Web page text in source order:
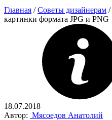
Главная / Советы дизайнерам /
картинки формата JPG и PNG
18.07.2018
Автор: Мясоедов Анатолий